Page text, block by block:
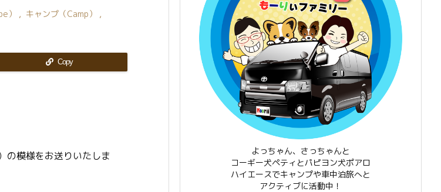
） , キャンプ（Camp）
,
Copy
の模様をお送りいたしま
よっちゃん、さっちゃんと
コーギー犬ペティとパピヨン犬ポアロ
ハイエースでキャンプや車中泊旅へと
アクティブに活動中！